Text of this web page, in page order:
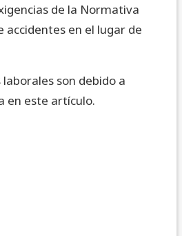
de la Normativa
accidentes en el lugar de
son debido a
en este artículo.